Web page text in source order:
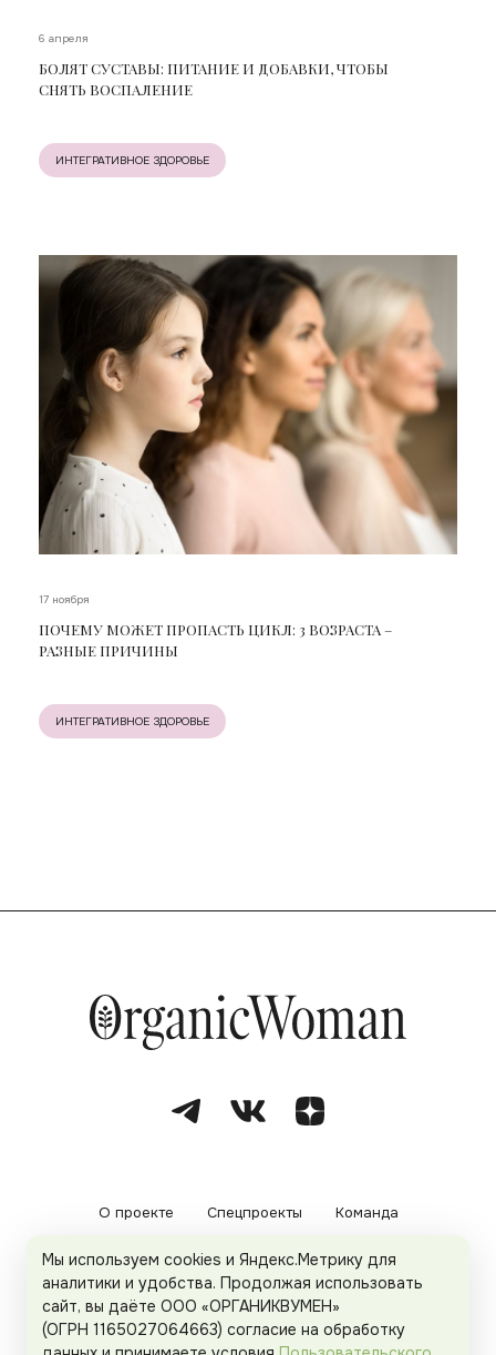
6 апреля
БОЛЯТ СУСТАВЫ: ПИТАНИЕ И ДОБАВКИ, ЧТОБЫ
СНЯТЬ ВОСПАЛЕНИЕ
ИНТЕГРАТИВНОЕ ЗДОРОВЬЕ
17 ноября
ПОЧЕМУ МОЖЕТ ПРОПАСТЬ ЦИКЛ: 3 ВОЗРАСТА –
РАЗНЫЕ ПРИЧИНЫ
ИНТЕГРАТИВНОЕ ЗДОРОВЬЕ
О проекте Спецпроекты Команда
Рекламодателям Политика конфиденциальности
Пользовательское соглашение
Мы используем cookies и Яндекс.Метрику для
аналитики и удобства. Продолжая использовать
сайт, вы даёте ООО «ОРГАНИКВУМЕН»
(ОГРН 1165027064663) согласие на обработку